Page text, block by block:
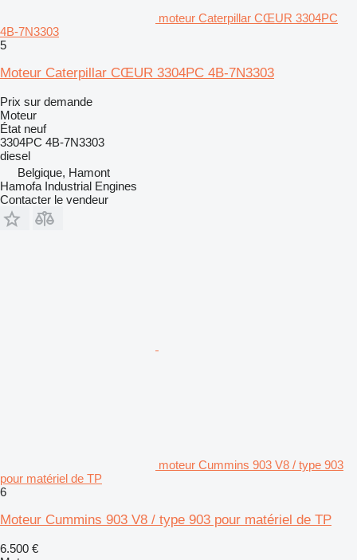
moteur Caterpillar CŒUR 3304PC
4B-7N3303
5
Moteur Caterpillar CŒUR 3304PC 4B-7N3303
Prix sur demande
Moteur
État neuf
3304PC 4B-7N3303
diesel
Belgique, Hamont
Hamofa Industrial Engines
Contacter le vendeur
moteur Cummins 903 V8 / type 903
pour matériel de TP
6
Moteur Cummins 903 V8 / type 903 pour matériel de TP
6.500 €